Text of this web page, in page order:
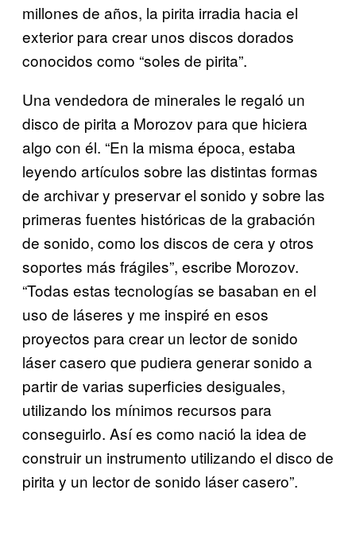
millones de años, la pirita irradia hacia el
exterior para crear unos discos dorados
conocidos como “soles de pirita”.
Una vendedora de minerales le regaló un
disco de pirita a Morozov para que hiciera
algo con él. “En la misma época, estaba
leyendo artículos sobre las distintas formas
de archivar y preservar el sonido y sobre las
primeras fuentes históricas de la grabación
de sonido, como los discos de cera y otros
soportes más frágiles”, escribe Morozov.
“Todas estas tecnologías se basaban en el
uso de láseres y me inspiré en esos
proyectos para crear un lector de sonido
láser casero que pudiera generar sonido a
partir de varias superficies desiguales,
utilizando los mínimos recursos para
conseguirlo. Así es como nació la idea de
construir un instrumento utilizando el disco de
pirita y un lector de sonido láser casero”.